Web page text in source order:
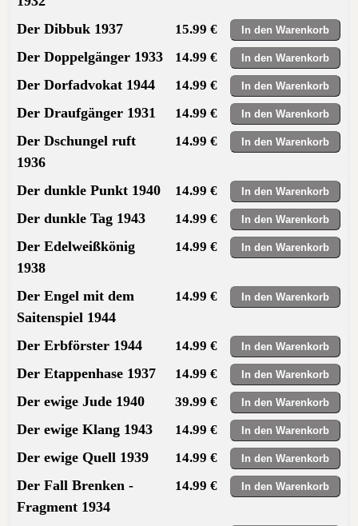
Der Dibbuk 1937 15.99 €
Der Doppelgänger 1933 14.99 €
Der Dorfadvokat 1944 14.99 €
Der Draufgänger 1931 14.99 €
Der Dschungel ruft
1936
14.99 €
Der dunkle Punkt 1940 14.99 €
Der dunkle Tag 1943 14.99 €
Der Edelweißkönig
1938
14.99 €
Der Engel mit dem
Saitenspiel 1944
14.99 €
Der Erbförster 1944 14.99 €
Der Etappenhase 1937 14.99 €
Der ewige Jude 1940 39.99 €
Der ewige Klang 1943 14.99 €
Der ewige Quell 1939 14.99 €
Der Fall Brenken -
Fragment 1934
14.99 €